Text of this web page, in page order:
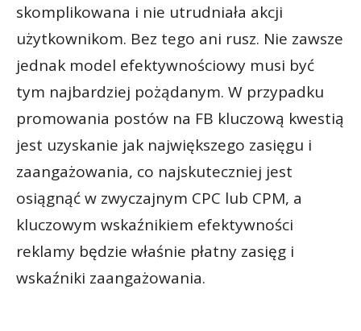
skomplikowana i nie utrudniała akcji
użytkownikom. Bez tego ani rusz. Nie zawsze
jednak model efektywnościowy musi być
tym najbardziej pożądanym. W przypadku
promowania postów na FB kluczową kwestią
jest uzyskanie jak największego zasięgu i
zaangażowania, co najskuteczniej jest
osiągnąć w zwyczajnym CPC lub CPM, a
kluczowym wskaźnikiem efektywności
reklamy będzie właśnie płatny zasięg i
wskaźniki zaangażowania.